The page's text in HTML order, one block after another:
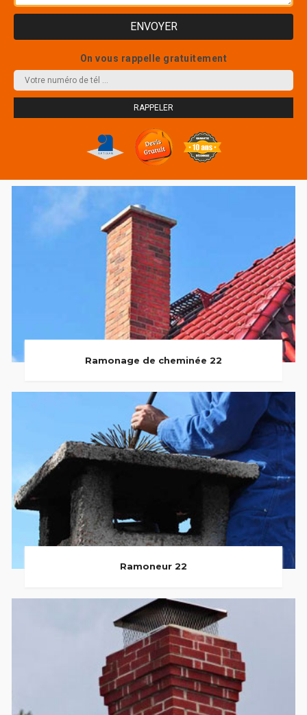
On vous rappelle gratuitement
Ramonage de cheminée 22
Ramoneur 22